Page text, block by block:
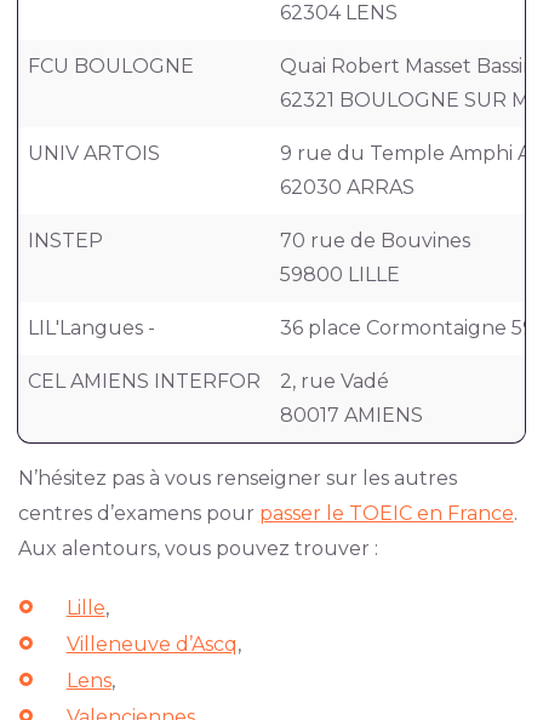
62304 LENS
FCU BOULOGNE
Quai Robert Masset
62321 BOULOGNE SUR
UNIV ARTOIS
9 rue du Temple Amphi A
62030 ARRAS
INSTEP
70 rue de Bouvines
59800 LILLE
LIL'Langues - 36 place Cormontaigne
CEL AMIENS INTERFOR
2, rue Vadé
80017 AMIENS
N’hésitez pas à vous renseigner sur les autres
centres d’examens pour passer le TOEIC en France.
Aux alentours, vous pouvez trouver :
Lille,
Villeneuve d’Ascq,
Lens,